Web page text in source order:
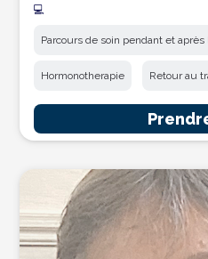
💻
Parcours de soin pendant et
Hormonotherapie Retour au